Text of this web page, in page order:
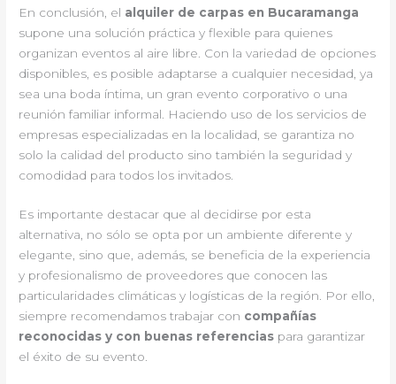
En conclusión, el alquiler de carpas en Bucaramanga
supone una solución práctica y flexible para quienes
organizan eventos al aire libre. Con la variedad de opciones
disponibles, es posible adaptarse a cualquier necesidad, ya
sea una boda íntima, un gran evento corporativo o una
reunión familiar informal. Haciendo uso de los servicios de
empresas especializadas en la localidad, se garantiza no
solo la calidad del producto sino también la seguridad y
comodidad para todos los invitados.
Es importante destacar que al decidirse por esta
alternativa, no sólo se opta por un ambiente diferente y
elegante, sino que, además, se beneficia de la experiencia
y profesionalismo de proveedores que conocen las
particularidades climáticas y logísticas de la región. Por ello,
siempre recomendamos trabajar con compañías
reconocidas y con buenas referencias para garantizar
el éxito de su evento.